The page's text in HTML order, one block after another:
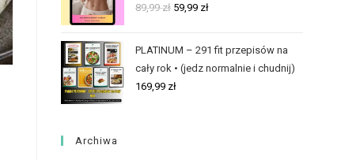
89,99zł 59,99 zł
PLATINUM – 291 fit przepisów na
cały rok • (jedz normalnie i chudnij)
169,99 zł
Archiwa